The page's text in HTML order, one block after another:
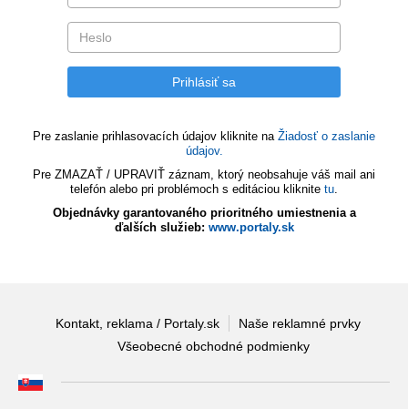
Pre zaslanie prihlasovacích údajov kliknite na Žiadosť o zaslanie
údajov.
Pre ZMAZAŤ / UPRAVIŤ záznam, ktorý neobsahuje váš mail ani
telefón alebo pri problémoch s editáciou kliknite tu.
Objednávky garantovaného prioritného umiestnenia a
ďalších služieb: www.portaly.sk
Kontakt, reklama / Portaly.sk
Naše reklamné prvky
Všeobecné obchodné podmienky